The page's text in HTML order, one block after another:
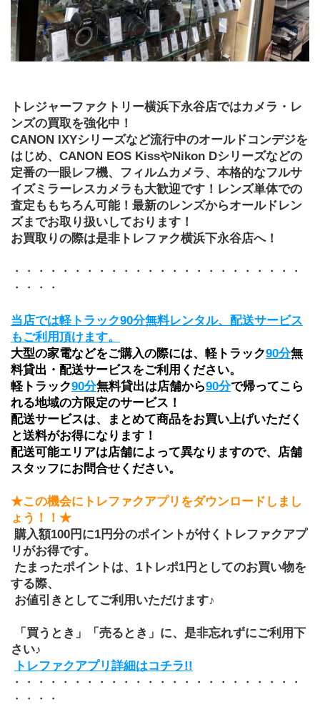
トレジャーファクトリー横浜下永谷店ではカメラ・レ
ンズの買取を強化中！
CANON IXYシリーズなど流行中のオールドコンデジを
はじめ、CANON EOS KissやNikon Dシリーズなどの
定番の一眼レフ機、フィルムカメラ、本格的なフルサ
イズミラーレスカメラも大歓迎です！レンズ単体での
査定ももちろん可能！最新のレンズからオールドレン
ズまでお取り扱いしております！
お買取りの際は是非トレファク横浜下永谷店へ！
・・・・・・・・・・・・・・・・・・・・・・・・
・・・・
当店では軽トラック90分無料レンタル、配送サービス
もご利用頂けます。
大型の家電などをご購入の際には、軽トラック90分無
料貸出・配送サービスをご利用ください。
軽トラック90分無料貸出は店舗から90分で帰ってこら
れる地域の方限定のサービス！
配送サービスは、まとめて商品をお買い上げいただく
と送料がお得になります！
配送可能エリアは店舗によって異なりますので、店舗
スタッフにお問合せください。
★この機会にトレファクアプリをダウンロードしまし
ょう！！★
リがお得です。
する際、
お値引きとしてご利用いただけます♪
さい♪
トレファクアプリ詳細はコチラ!!
・・・・・・・・・・・・・・・・・・・・・・・・
・・・・